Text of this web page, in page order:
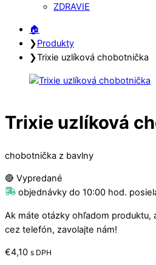
ZDRAVIE
Close
Menu
Close
Cart
🏠︎
❯Produkty
❯Trixie uzlíková chobotnička
Trixie uzlíková
chobotnička z bavlny
🔴 Vypredané
objednávky do 10:00 hod.
Ak máte otázky ohľadom produktu,
cez telefón, zavolajte nám!
€4,10 s DPH